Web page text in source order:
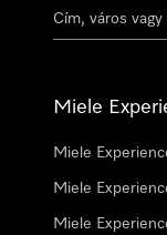
Miele
Miele
Miele
Miele